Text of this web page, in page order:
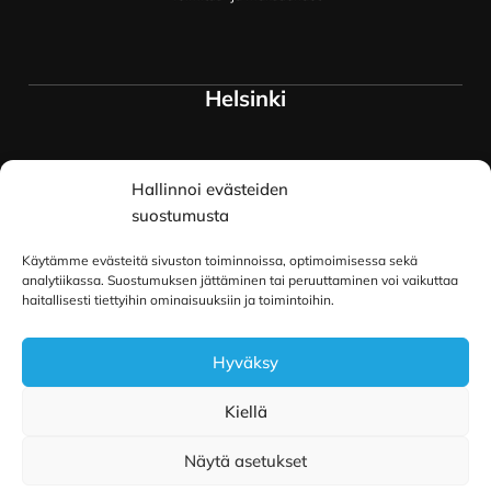
Hallinnoi evästeiden
suostumusta
Käytämme evästeitä sivuston toiminnoissa, optimoimisessa sekä
analytiikassa. Suostumuksen jättäminen tai peruuttaminen voi vaikuttaa
haitallisesti tiettyihin ominaisuuksiin ja toimintoihin.
Hyväksy
Kiellä
Näytä asetukset
Helsinki
Myymälä ja keskusvarasto
Siltavuorenranta 18
00170 Helsinki
Oulu
Kauppurienkatu 34
90100 Oulu